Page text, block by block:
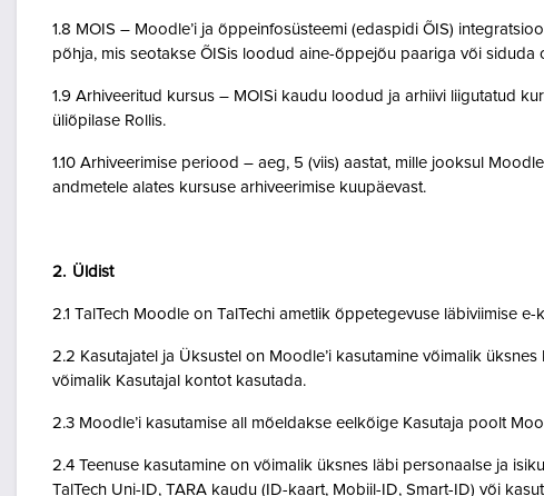
1.8 MOIS – Moodle’i ja õppeinfosüsteemi (edaspidi ÕIS)
põhja, mis seotakse ÕISis loodud aine-õppejõu paariga või
1.9 Arhiveeritud kursus – MOISi kaudu loodud ja arhiivi liigutatud
üliõpilase Rollis.
1.10 Arhiveerimise periood – aeg, 5 (viis) aastat, mille jooksul
andmetele alates kursuse arhiveerimise kuupäevast.
2. Üldist
2.1 TalTech Moodle on TalTechi ametlik õppetegevuse läbiviimise
2.2 Kasutajatel ja Üksustel on Moodle’i kasutamine võimalik
võimalik Kasutajal kontot kasutada.
2.3 Moodle’i kasutamise all mõeldakse eelkõige Kasutaja poolt
2.4 Teenuse kasutamine on võimalik üksnes läbi personaalse ja
TalTech Uni-ID, TARA kaudu (ID-kaart, Mobiil-ID, Smart-ID) või